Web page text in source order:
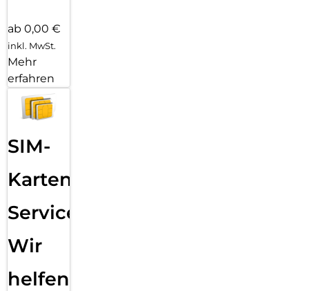
ab 0,00 €
inkl. MwSt.
Mehr
erfahren
SIM-
Karten
Service:
Wir
helfen